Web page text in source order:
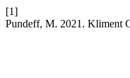
[1]
Pundeff, M. 2021. Kliment